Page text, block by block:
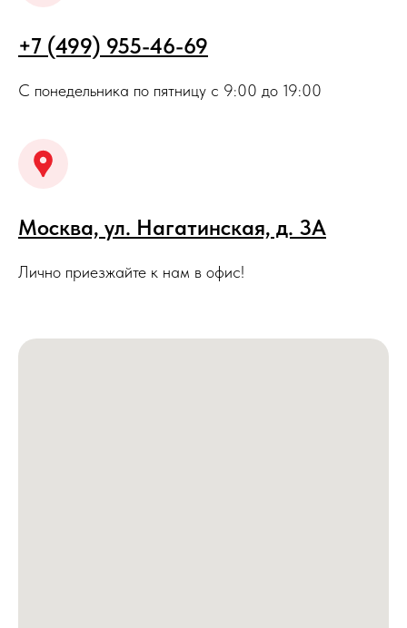
+7 (499) 955-46-69
С понедельника по пятницу с 9:00 до 19:00
Москва, ул. Нагатинская, д. 3A
Лично приезжайте к нам в офис!